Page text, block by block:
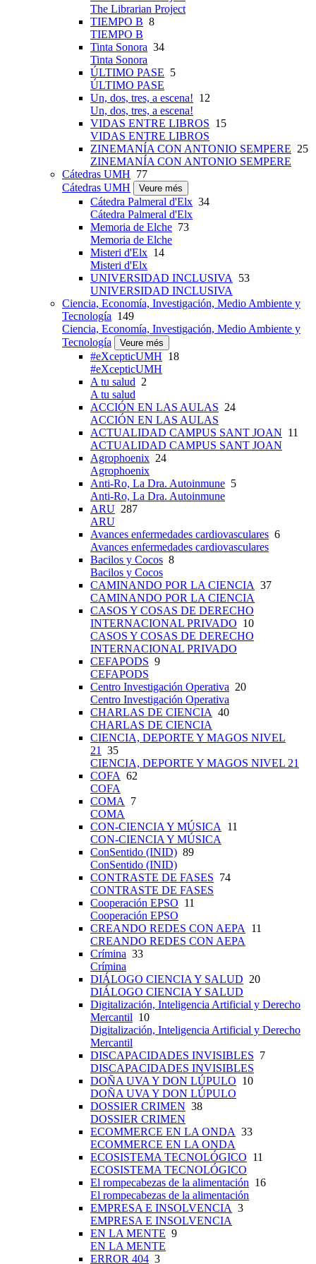
The Librarian Project
TIEMPO B 8
TIEMPO B
Tinta Sonora 34
Tinta Sonora
ÚLTIMO PASE 5
ÚLTIMO PASE
Un, dos, tres, a escena! 12
Un, dos, tres, a escena!
VIDAS ENTRE LIBROS 15
VIDAS ENTRE LIBROS
ZINEMANÍA CON ANTONIO SEMPERE 25
ZINEMANÍA CON ANTONIO SEMPERE
Cátedras UMH 77
Cátedras UMH
Veure més
Cátedra Palmeral d'Elx 34
Cátedra Palmeral d'Elx
Memoria de Elche 73
Memoria de Elche
Misteri d'Elx 14
Misteri d'Elx
UNIVERSIDAD INCLUSIVA 53
UNIVERSIDAD INCLUSIVA
Ciencia, Economía, Investigación, Medio Ambiente y
Tecnología 149
Ciencia, Economía, Investigación, Medio Ambiente y
Tecnología
Veure més
#eXcepticUMH 18
#eXcepticUMH
A tu salud 2
A tu salud
ACCIÓN EN LAS AULAS 24
ACCIÓN EN LAS AULAS
ACTUALIDAD CAMPUS SANT JOAN 11
ACTUALIDAD CAMPUS SANT JOAN
Agrophoenix 24
Agrophoenix
Anti-Ro, La Dra. Autoinmune 5
Anti-Ro, La Dra. Autoinmune
ARU 287
ARU
Avances enfermedades cardiovasculares 6
Avances enfermedades cardiovasculares
Bacilos y Cocos 8
Bacilos y Cocos
CAMINANDO POR LA CIENCIA 37
CAMINANDO POR LA CIENCIA
CASOS Y COSAS DE DERECHO
INTERNACIONAL PRIVADO 10
CASOS Y COSAS DE DERECHO
INTERNACIONAL PRIVADO
CEFAPODS 9
CEFAPODS
Centro Investigación Operativa 20
Centro Investigación Operativa
CHARLAS DE CIENCIA 40
CHARLAS DE CIENCIA
CIENCIA, DEPORTE Y MAGOS NIVEL
21 35
CIENCIA, DEPORTE Y MAGOS NIVEL 21
COFA 62
COFA
COMA 7
COMA
CON-CIENCIA Y MÚSICA 11
CON-CIENCIA Y MÚSICA
ConSentido (INID) 89
ConSentido (INID)
CONTRASTE DE FASES 74
CONTRASTE DE FASES
Cooperación EPSO 11
Cooperación EPSO
CREANDO REDES CON AEPA 11
CREANDO REDES CON AEPA
Crímina 33
Crímina
DIÁLOGO CIENCIA Y SALUD 20
DIÁLOGO CIENCIA Y SALUD
Digitalización, Inteligencia Artificial y Derecho
Mercantil 10
Digitalización, Inteligencia Artificial y Derecho
Mercantil
DISCAPACIDADES INVISIBLES 7
DISCAPACIDADES INVISIBLES
DOÑA UVA Y DON LÚPULO 10
DOÑA UVA Y DON LÚPULO
DOSSIER CRIMEN 38
DOSSIER CRIMEN
ECOMMERCE EN LA ONDA 33
ECOMMERCE EN LA ONDA
ECOSISTEMA TECNOLÓGICO 11
ECOSISTEMA TECNOLÓGICO
El rompecabezas de la alimentación 16
El rompecabezas de la alimentación
EMPRESA E INSOLVENCIA 3
EMPRESA E INSOLVENCIA
EN LA MENTE 9
EN LA MENTE
ERROR 404 3